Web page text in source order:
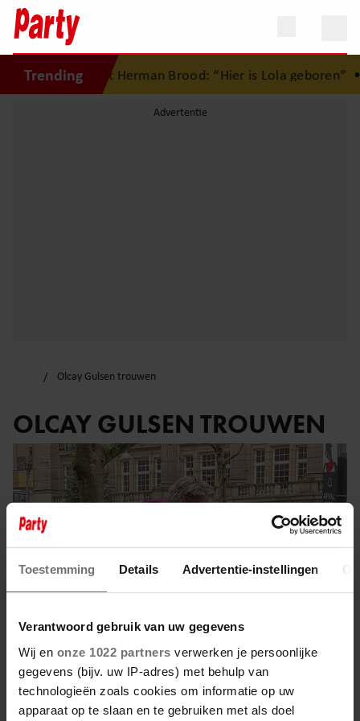
Toestemming Details Advertentie-instellingen
Verantwoord gebruik van uw gegevens
Wij en onze 1022 partners verwerken je persoonlijke
gegevens (bijv. uw IP-adres) met behulp van
technologieën zoals cookies om informatie op uw
apparaat op te slaan en te gebruiken met als doel
Trending
liefdesnest met Herman Brood: “Hier is Lola geboren”•
Olcay Gulsen trouwen
OLCAY GULSEN TROUWEN
24 mei 2023